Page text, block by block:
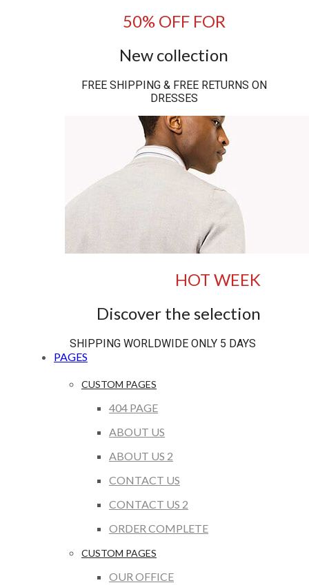
50% OFF FOR
New collection
FREE SHIPPING & FREE RETURNS ON
DRESSES
HOT WEEK
Discover the selection
SHIPPING WORLDWIDE ONLY 5 DAYS
PAGES
CUSTOM PAGES
404 PAGE
ABOUT US
ABOUT US 2
CONTACT US
CONTACT US 2
ORDER COMPLETE
CUSTOM PAGES
OUR OFFICE